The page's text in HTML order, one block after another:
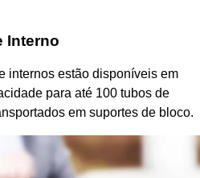
Interno
internos estão disponíveis em
para até 100 tubos de
em suportes de bloco.